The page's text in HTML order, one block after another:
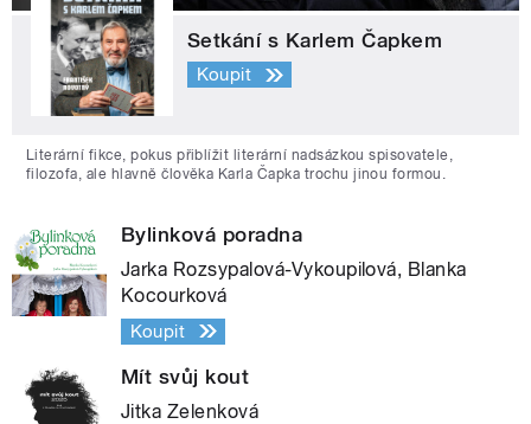
Setkání s Karlem Čapkem
Koupit
Literární fikce, pokus přiblížit literární nadsázkou spisovatele,
filozofa, ale hlavně člověka Karla Čapka trochu jinou formou.
Bylinková poradna
Jarka Rozsypalová-Vykoupilová, Blanka
Kocourková
Koupit
Mít svůj kout
Jitka Zelenková